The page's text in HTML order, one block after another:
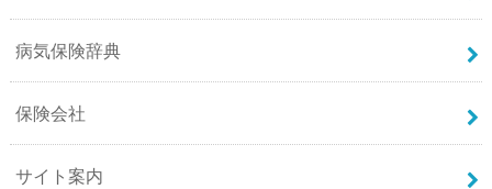
病気保険辞典
保険会社
サイト案内